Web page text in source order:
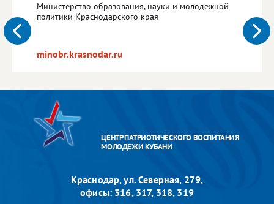
Министерство образования, науки и молодежной
политики Краснодарского края
minobr.krasnodar.ru
ЦЕНТР ПАТРИОТИЧЕСКОГО ВОСПИТАНИЯ
МОЛОДЕЖИ КУБАНИ
Краснодар, ул. Северная, 279,
офисы: 316, 317, 318, 319